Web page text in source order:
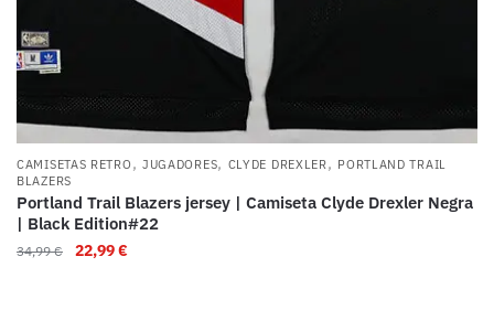
CAMISETAS RETRO , JUGADORES, CLYDE DREXLER, PORTLAND TRAIL
BLAZERS
Portland Trail Blazers jersey | Camiseta Clyde Drexler Negra
| Black Edition#22
34,99€ 22,99€